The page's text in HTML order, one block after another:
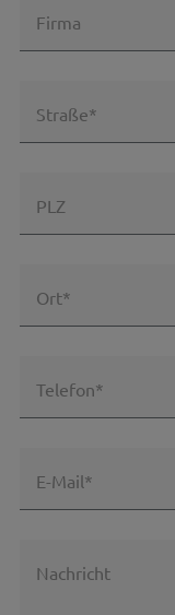
Firma
Straße*
PLZ
Ort*
Telefon*
E-Mail*
Nachricht